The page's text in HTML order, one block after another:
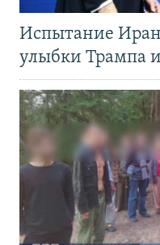
Испытание
улыбки Трампа